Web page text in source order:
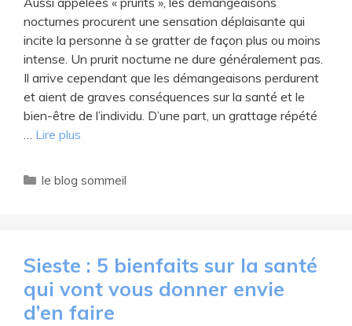
nocturnes procurent une sensation déplaisante qui
incite la personne à se gratter de façon plus ou moins
intense. Un prurit nocturne ne dure généralement pas.
Il arrive cependant que les démangeaisons perdurent
et aient de graves conséquences sur la santé et le
bien-être de l’individu. D’une part, un grattage répété
… Lire plus
Catégories
le blog sommeil
Sieste : 5 bienfaits sur la santé
qui vont vous donner envie
d’en faire